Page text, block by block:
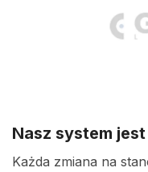
Nasz system
Każda zmiana na